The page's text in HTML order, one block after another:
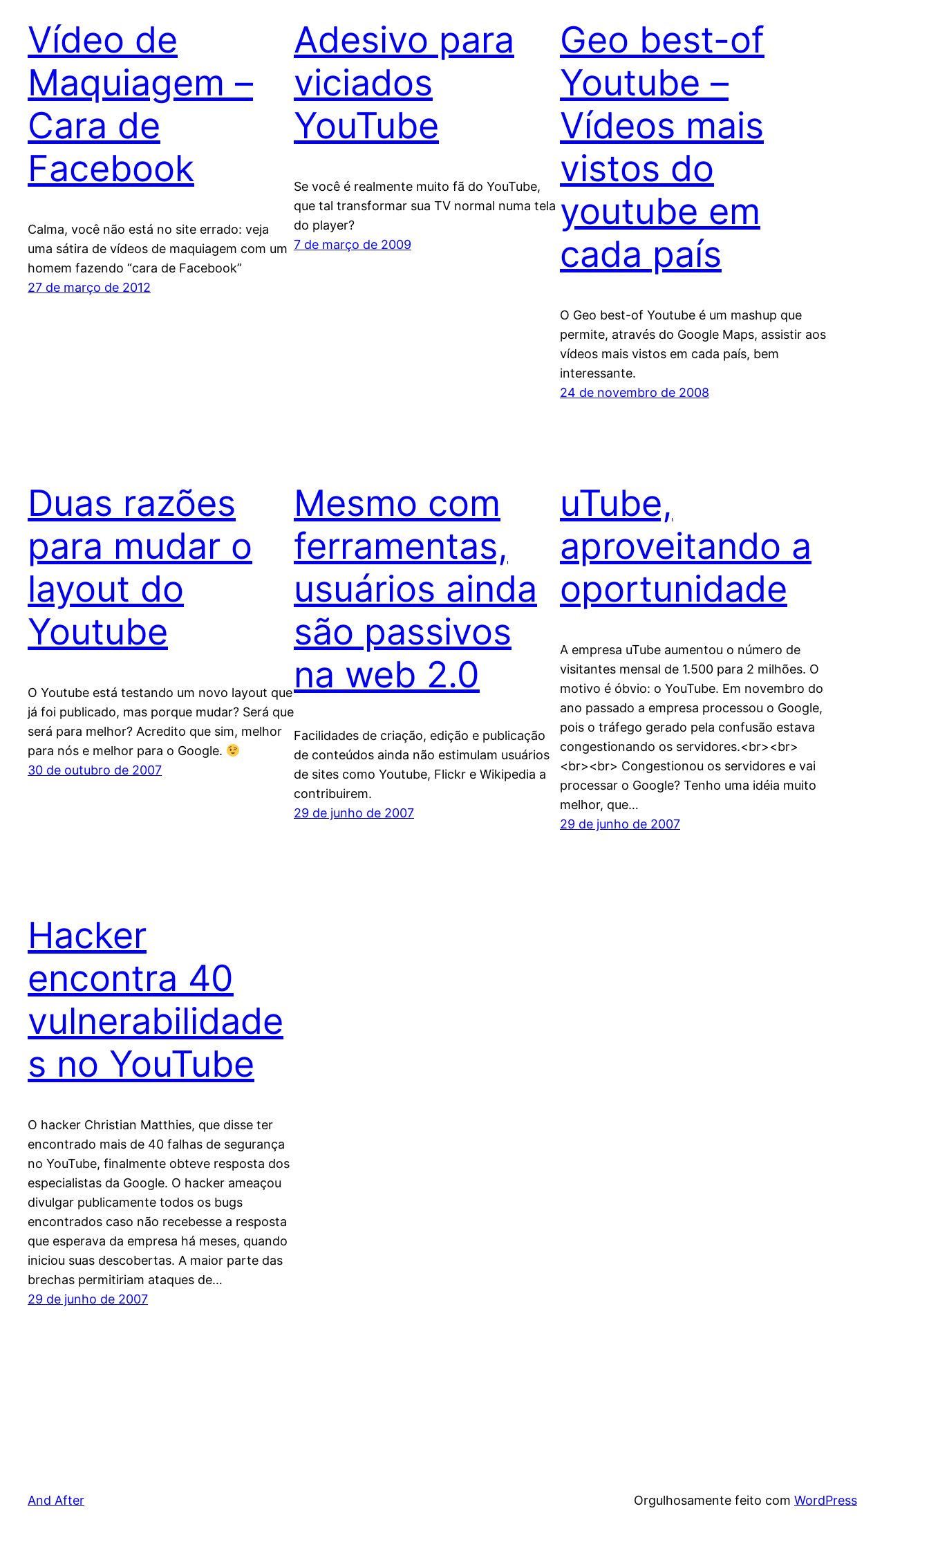
Vídeo de
Maquiagem –
Cara de
Facebook
Calma, você não está no site errado: veja
uma sátira de vídeos de maquiagem com um
homem fazendo “cara de Facebook”
27 de março de 2012
Adesivo para
viciados
YouTube
Se você é realmente muito fã do YouTube,
que tal transformar sua TV normal numa tela
do player?
7 de março de 2009
Geo best-of
Youtube –
Vídeos mais
vistos do
youtube em
cada país
O Geo best-of Youtube é um mashup que
permite, através do Google Maps, assistir aos
vídeos mais vistos em cada país, bem
interessante.
24 de novembro de 2008
Duas razões
para mudar o
layout do
Youtube
O Youtube está testando um novo layout que
já foi publicado, mas porque mudar? Será que
será para melhor? Acredito que sim, melhor
para nós e melhor para o Google.
30 de outubro de 2007
Mesmo com
ferramentas,
usuários ainda
são passivos
na web 2.0
Facilidades de criação, edição e publicação
de conteúdos ainda não estimulam usuários
de sites como Youtube, Flickr e Wikipedia a
contribuirem.
29 de junho de 2007
uTube,
aproveitando a
oportunidade
A empresa uTube aumentou o número de
visitantes mensal de 1.500 para 2 milhões. O
motivo é óbvio: o YouTube. Em novembro do
ano passado a empresa processou o Google,
pois o tráfego gerado pela confusão estava
congestionando os servidores.<br><br>
<br><br> Congestionou os servidores e vai
processar o Google? Tenho uma idéia muito
melhor, que…
29 de junho de 2007
Hacker
encontra 40
vulnerabilidade
s no YouTube
O hacker Christian Matthies, que disse ter
encontrado mais de 40 falhas de segurança
no YouTube, finalmente obteve resposta dos
especialistas da Google. O hacker ameaçou
divulgar publicamente todos os bugs
encontrados caso não recebesse a resposta
que esperava da empresa há meses, quando
iniciou suas descobertas. A maior parte das
brechas permitiriam ataques de…
29 de junho de 2007
And After Orgulhosamente feito com WordPress